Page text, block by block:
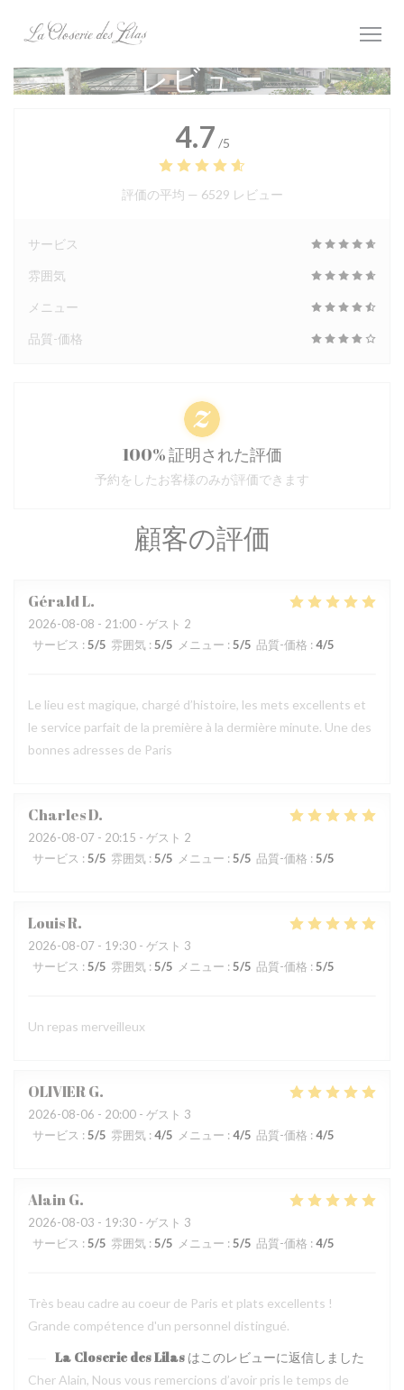
レビュー
顧客の評価
GéraldL
2026-08-08 - 21:00 - ゲスト 2
サービス : 5/5 雰囲気 : 5/5 メニュー : 5/5 品質-価格 : 4/5
Le lieu est magique, chargé d’histoire, les mets excellents et
le service parfait de la première à la dermière minute. Une des
bonnes adresses de Paris
CharlesD
2026-08-07 - 20:15 - ゲスト 2
サービス : 5/5 雰囲気 : 5/5 メニュー : 5/5 品質-価格 : 5/5
LouisR
2026-08-07 - 19:30 - ゲスト 3
サービス : 5/5 雰囲気 : 5/5 メニュー : 5/5 品質-価格 : 5/5
Un repas merveilleux
OLIVIERG
2026-08-06 - 20:00 - ゲスト 3
サービス : 5/5 雰囲気 : 4/5 メニュー : 4/5 品質-価格 : 4/5
AlainG
2026-08-03 - 19:30 - ゲスト 3
サービス : 5/5 雰囲気 : 5/5 メニュー : 5/5 品質-価格 : 4/5
Très beau cadre au coeur de Paris et plats excellents !
Grande compétence d'un personnel distingué.
La Closerie des Lilas はこのレビューに返信しました
Cher Alain, Nous vous remercions d’avoir pris le temps de
4.7 /5
評価の平均 — 6529 レビュー
サービス
雰囲気
メニュー
品質-価格
100% 証明された評価
予約をしたお客様のみが評価できます